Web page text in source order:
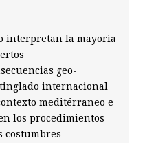
interpretan la mayoria
geo-
internacional
meditérraneo e
los procedimientos
costumbres